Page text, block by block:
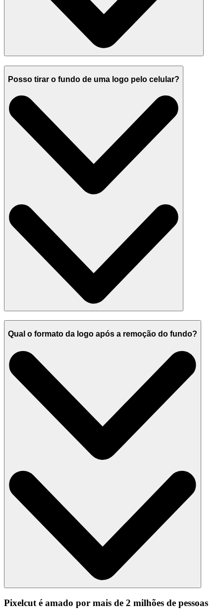
Posso tirar o fundo de uma logo pelo celular?
Qual o formato da logo após a remoção do fundo?
Pixelcut é amado por mais de 2 milhões de pessoas